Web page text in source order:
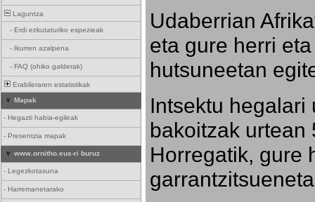
Laguntza
- Erdi ezkutaturiko espezieak
- Ikurren azalpena
- FAQ (ohiko galderak)
Erabileraren estatistikak
Mapak
- Hegazti habia-egileak
- Presentzia mapak
www.ornitho.eus-ri buruz
- Legezkotasuna
- Harremanetarako
Udaberrian
eta gure herri
hutsuneetan
Intsektu hegalari
bakoitzak urtean
Horregatik, gure